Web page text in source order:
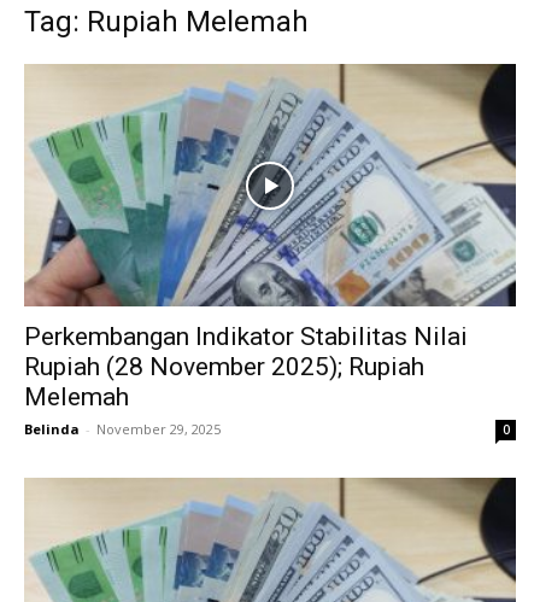
Tag: Rupiah Melemah
Perkembangan Indikator Stabilitas Nilai
Rupiah (28 November 2025); Rupiah
Melemah
Belinda - November 29, 2025 0